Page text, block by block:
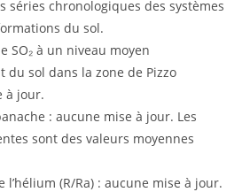
séries chronologiques des systèmes
du sol.
SO₂ à un niveau moyen
du sol dans la zone de Pizzo
à jour.
: aucune mise à jour. Les
sont des valeurs moyennes
(R/Ra) : aucune mise à jour.